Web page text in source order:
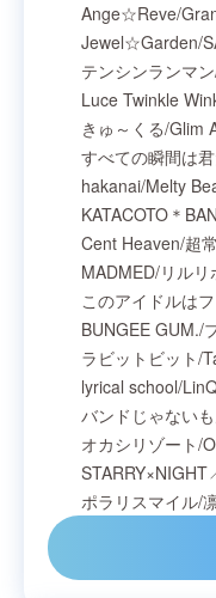
Ange☆Reve/
Jewel☆Garden/
テンシンランマン
Luce Twinkle
きゅ～くる/Glim
すべての瞬間は君
hakanai/Melty
KATACOTO＊
Cent Heaven/超
MADMED/リルリ
このアイドルは
BUNGEE GUM./
ラビットビット/
lyrical school/
バンドじゃない
オカシリゾート/
ポラリスマイル/